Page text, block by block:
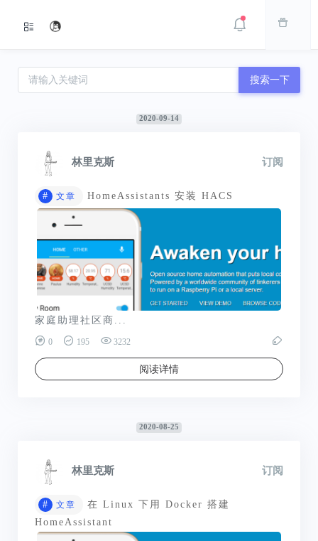
搜索一下
2020-09-14
林里克斯 订阅
# 文章 HomeAssistants 安装 HACS
家庭助理社区商...
0 195 3232
阅读详情
2020-08-25
林里克斯 订阅
# 文章
在 Linux 下用 Docker 搭建
HomeAssistant